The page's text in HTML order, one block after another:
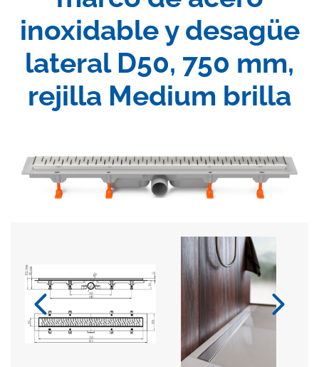
inoxidable y desagüe
lateral D50, 750 mm,
rejilla Medium brilla